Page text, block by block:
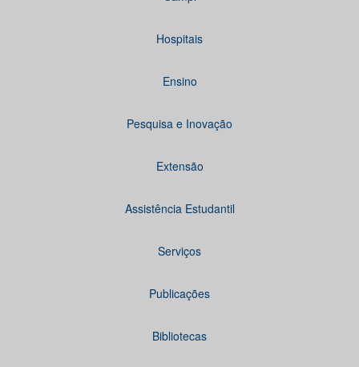
Hospitais
Ensino
Pesquisa e Inovação
Extensão
Assistência Estudantil
Serviços
Publicações
Bibliotecas